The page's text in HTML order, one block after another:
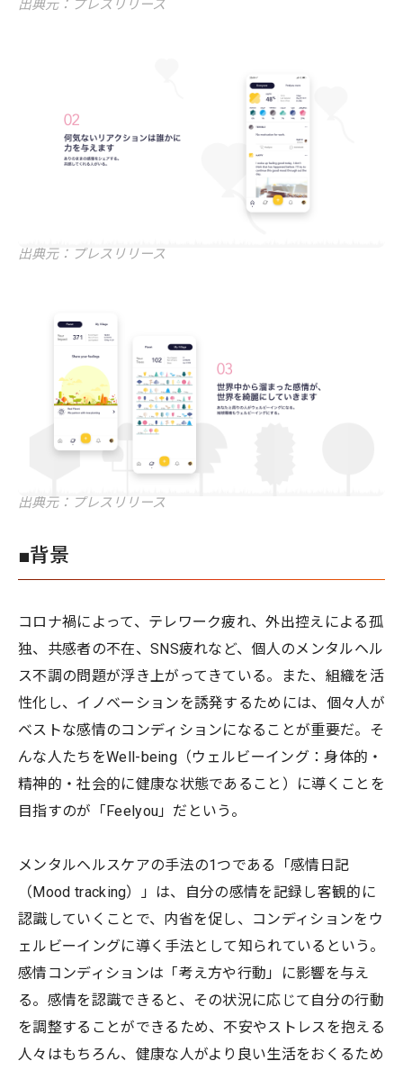
出典元：プレスリリース
出典元：プレスリリース
出典元：プレスリリース
■背景
コロナ禍によって、テレワーク疲れ、外出控えによる孤
独、共感者の不在、SNS疲れなど、個人のメンタルヘル
ス不調の問題が浮き上がってきている。また、組織を活
性化し、イノベーションを誘発するためには、個々人が
ベストな感情のコンディションになることが重要だ。そ
んな人たちをWell-being（ウェルビーイング：身体的・
精神的・社会的に健康な状態であること）に導くことを
目指すのが「Feelyou」だという。
メンタルヘルスケアの手法の1つである「感情日記
（Mood tracking）」は、自分の感情を記録し客観的に
認識していくことで、内省を促し、コンディションをウ
ェルビーイングに導く手法として知られているという。
感情コンディションは「考え方や行動」に影響を与え
る。感情を認識できると、その状況に応じて自分の行動
を調整することができるため、不安やストレスを抱える
人々はもちろん、健康な人がより良い生活をおくるため